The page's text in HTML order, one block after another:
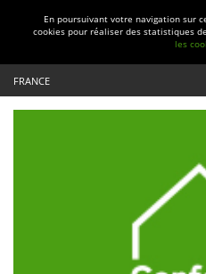
En poursuivant votre navigation sur
cookies pour réaliser des statistiques
les
FRANCE